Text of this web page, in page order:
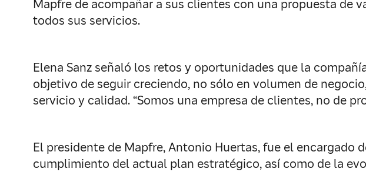
Mapfre de acompañar a sus clientes con una propuesta de
todos sus servicios.
Elena Sanz señaló los retos y oportunidades que la
objetivo de seguir creciendo, no sólo en volumen de
servicio y calidad. “Somos una empresa de clientes, no de
El presidente de Mapfre, Antonio Huertas, fue el encargado
cumplimiento del actual plan estratégico, así como de la